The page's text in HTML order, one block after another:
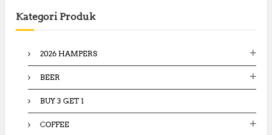
h
f
Kategori Produk
2026 HAMPERS
BEER
BUY 3 GET 1
COFFEE